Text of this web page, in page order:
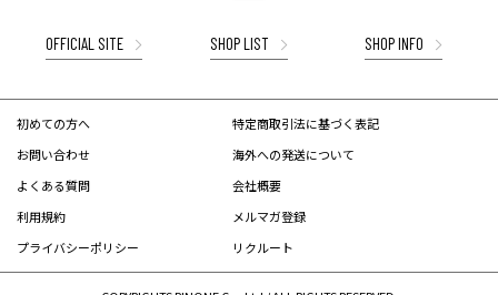
OFFICIAL SITE SHOP LIST SHOP INFO
初めての方へ
お問い合わせ
よくある質問
利用規約
プライバシーポリシー
特定商取引法に基づく表記
海外への発送について
会社概要
メルマガ登録
リクルート